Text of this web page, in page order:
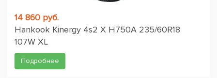
14 860 руб.
Hankook Kinergy 4s2 X H750A 235/60R18
107W XL
Подробнее